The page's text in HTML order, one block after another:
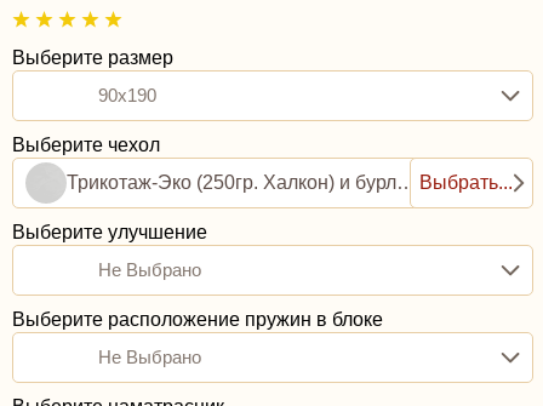
Выберите размер
90x190
Выберите чехол
Трикотаж-Эко (250гр. Халкон) и бурлет рогожка (0,8ППУ)
Выбрать...
Выберите улучшение
Не Выбрано
Выберите расположение пружин в блоке
Не Выбрано